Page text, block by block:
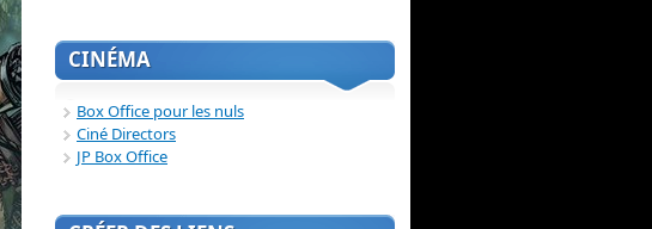
CINÉMA
Box Office pour les nuls
Ciné Directors
JP Box Office